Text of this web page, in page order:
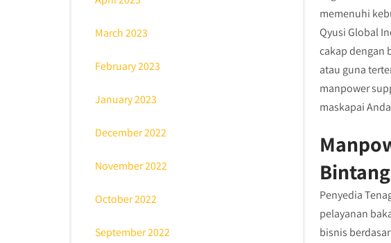
memenuhi
Qyusi Global
cakap dengan
atau guna
manpower
maskapai
Penyedia
pelayanan
bisnis
March 2023
February 2023
January 2023
December 2022
November 2022
October 2022
September 2022